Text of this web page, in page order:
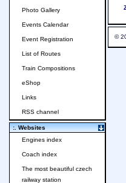
©
Photo Gallery
Events Calendar
Event Registration
List of Routes
Train Compositions
eShop
Links
RSS channel
:. Websites
Engines index
Coach index
The most beautiful czech
railway station